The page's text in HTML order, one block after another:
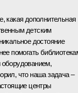
какая дополнительная
детским
достояние
помогать
что наша задача –
центры